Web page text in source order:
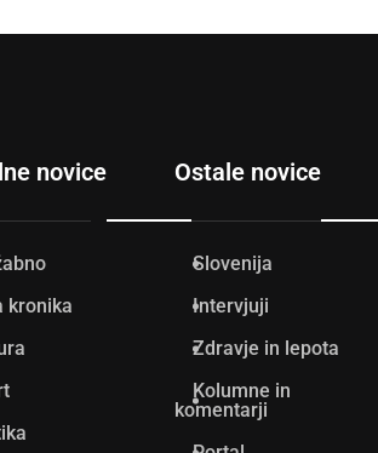
novice
kronika
Ostale novice
Slovenija
Intervjuji
Zdravje in lepota
Kolumne in
komentarji